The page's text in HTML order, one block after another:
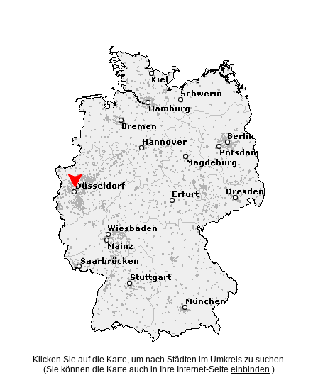
Klicken Sie auf die Karte, um nach Städten im Umkreis zu suchen.
(Sie können die Karte auch in Ihre Internet-Seite einbinden.)